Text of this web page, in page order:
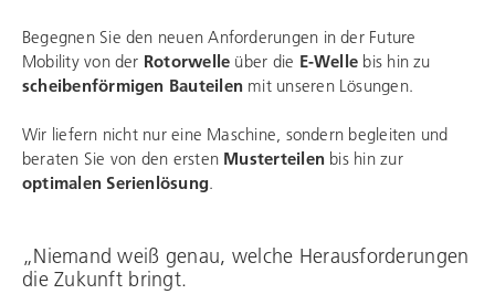
Begegnen Sie den neuen Anforderungen in der Future
Mobility von der Rotorwelle über die E-Welle bis hin zu
scheibenförmigen Bauteilenmit unseren Lösungen.
Wir liefern nicht nur eine Maschine, sondern begleiten und
beraten Sie von den ersten Musterteilen bis hin zur
optimalen Serienlösung.
„Niemand weiß genau, welche Herausforderungen
die Zukunft bringt.